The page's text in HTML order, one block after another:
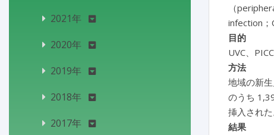
（
infection；
目的
UVC、
方法
地域の新
のうち
挿入された
結果
2021年
2020年
2019年
2018年
2017年